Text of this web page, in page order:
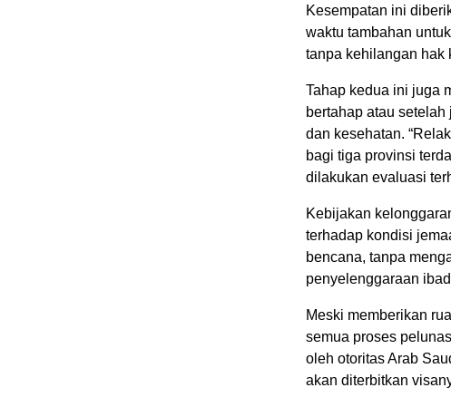
Kesempatan ini
waktu tambahan
tanpa kehilangan hak
Tahap kedua ini juga
bertahap atau
dan kesehatan.
bagi tiga provinsi
dilakukan evaluasi
Kebijakan
terhadap kondisi
bencana, tanpa
penyelenggaraan
Meski memberikan
semua proses
oleh otoritas Arab
akan diterbitkan